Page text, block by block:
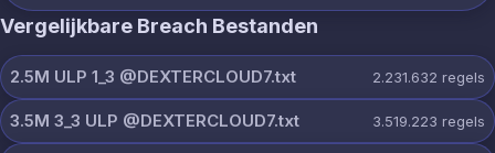
Vergelijkbare Breach Bestanden
2.5M ULP 1_3 @DEXTERCLOUD7.txt 2.231.632 regels
3.5M 3_3 ULP @DEXTERCLOUD7.txt 3.519.223 regels